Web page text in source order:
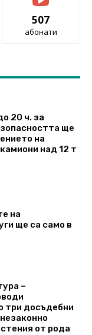
507
абонати
20 ч. за
ще
на
над 12 т
на
ще са само в
–
три досъдебни
от рода